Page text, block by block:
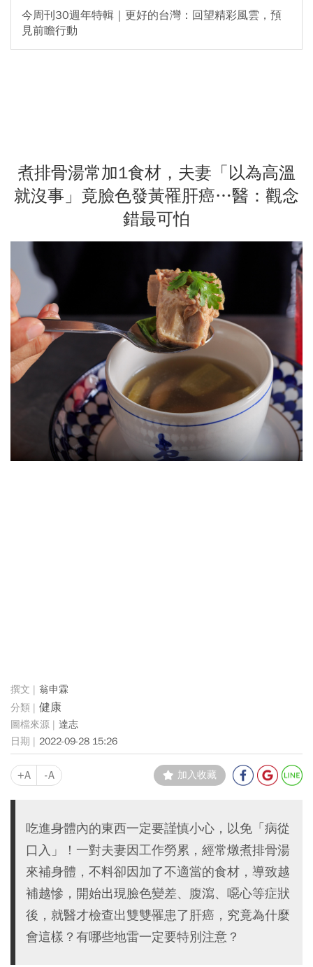
今周刊30週年特輯｜更好的台灣：回望精彩風雲，預
見前瞻行動
煮排骨湯常加1食材，夫妻「以為高溫
就沒事」竟臉色發黃罹肝癌…醫：觀念
錯最可怕
翁申霖
健康
達志
2022-09-28 15:26
+A -A 加入收藏
吃進身體內的東西一定要謹慎小心，以免「病從
口入」！一對夫妻因工作勞累，經常燉煮排骨湯
來補身體，不料卻因加了不適當的食材，導致越
補越慘，開始出現臉色變差、腹瀉、噁心等症狀
後，就醫才檢查出雙雙罹患了肝癌，究竟為什麼
會這樣？有哪些地雷一定要特別注意？